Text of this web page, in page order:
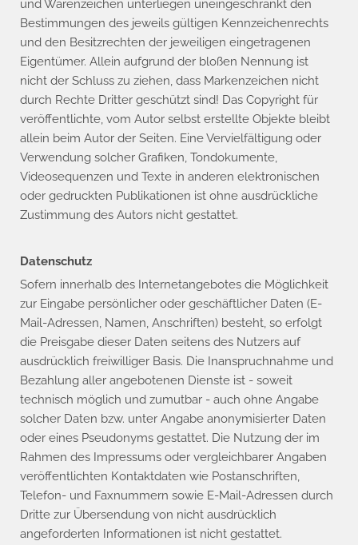
und Warenzeichen unterliegen uneingeschränkt den
Bestimmungen des jeweils gültigen Kennzeichenrechts
und den Besitzrechten der jeweiligen eingetragenen
Eigentümer. Allein aufgrund der bloßen Nennung ist
nicht der Schluss zu ziehen, dass Markenzeichen nicht
durch Rechte Dritter geschützt sind! Das Copyright für
veröffentlichte, vom Autor selbst erstellte Objekte bleibt
allein beim Autor der Seiten. Eine Vervielfältigung oder
Verwendung solcher Grafiken, Tondokumente,
Videosequenzen und Texte in anderen elektronischen
oder gedruckten Publikationen ist ohne ausdrückliche
Zustimmung des Autors nicht gestattet.
Datenschutz
Sofern innerhalb des Internetangebotes die Möglichkeit
zur Eingabe persönlicher oder geschäftlicher Daten (E-
Mail-Adressen, Namen, Anschriften) besteht, so erfolgt
die Preisgabe dieser Daten seitens des Nutzers auf
ausdrücklich freiwilliger Basis. Die Inanspruchnahme und
Bezahlung aller angebotenen Dienste ist - soweit
technisch möglich und zumutbar - auch ohne Angabe
solcher Daten bzw. unter Angabe anonymisierter Daten
oder eines Pseudonyms gestattet. Die Nutzung der im
Rahmen des Impressums oder vergleichbarer Angaben
veröffentlichten Kontaktdaten wie Postanschriften,
Telefon- und Faxnummern sowie E-Mail-Adressen durch
Dritte zur Übersendung von nicht ausdrücklich
angeforderten Informationen ist nicht gestattet.